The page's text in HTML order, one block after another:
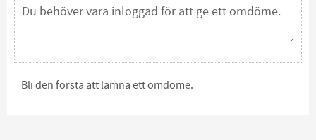
Bli den första att lämna ett omdöme.